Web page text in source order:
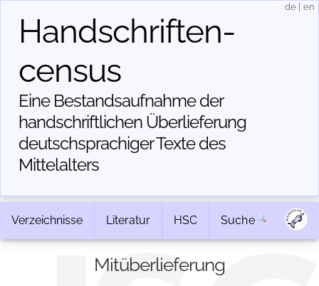
Handschriften­
census
Eine Bestandsaufnahme der
handschriftlichen Über­lieferung
deutschsprachiger Texte des
Mittelalters
de en
Verzeichnisse Literatur HSC Suche
Mitüberlieferung